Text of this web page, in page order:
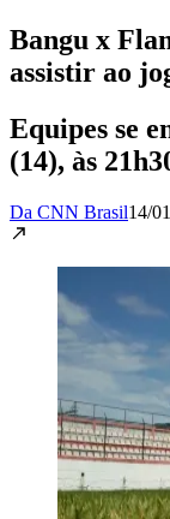
Bangu x
assistir ao
Equipes se
(14), às
Da CNN Brasil14/